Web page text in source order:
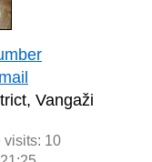
Vangaži
visits: 10